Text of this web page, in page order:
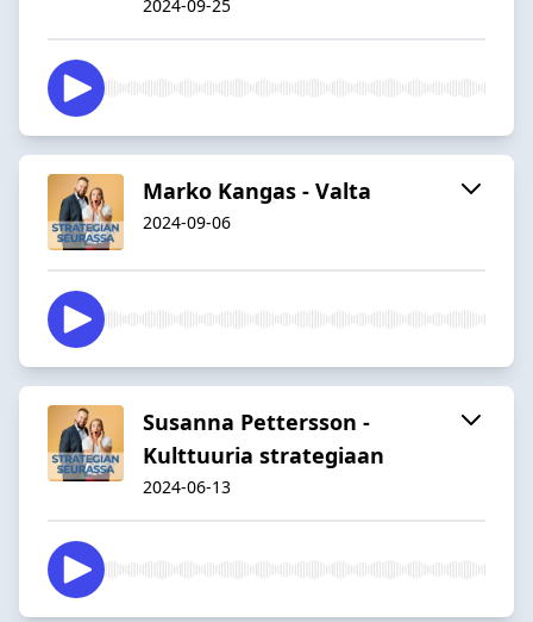
2024-09-25
Marko Kangas - Valta
2024-09-06
Susanna Pettersson -
Kulttuuria strategiaan
2024-06-13